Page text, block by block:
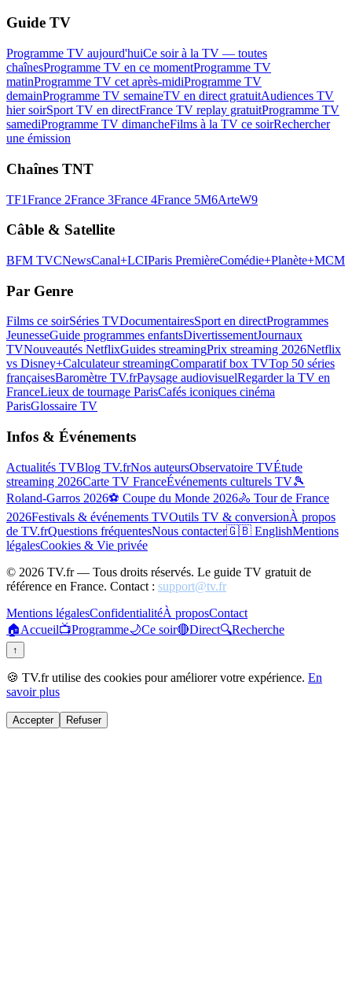
Guide TV
Programme TV aujourd'huiCe soir à la TV — toutes
chaînesProgramme TV en ce momentProgramme TV
matinProgramme TV cet après-midiProgramme TV
demainProgramme TV semaineTV en direct gratuitAudiences TV
hier soirSport TV en directFrance TV replay gratuitProgramme TV
samediProgramme TV dimancheFilms à la TV ce soirRechercher
une émission
Chaînes TNT
TF1France 2France 3France 4France 5M6ArteW9
Câble & Satellite
BFM TVCNewsCanal+LCIParis PremièreComédie+Planète+MCM
Par Genre
Films ce soirSéries TVDocumentairesSport en directProgrammes
JeunesseGuide programmes enfantsDivertissementJournaux
TVNouveautés NetflixGuides streamingPrix streaming 2026Netflix
vs Disney+Calculateur streamingComparatif box TVTop 50 séries
françaisesBaromètre TV.frPaysage audiovisuelRegarder la TV en
FranceLieux de tournage ParisCafés iconiques cinéma
ParisGlossaire TV
Infos & Événements
Actualités TVBlog TV.frNos auteursObservatoire TVÉtude
streaming 2026Carte TV FranceÉvénements culturels TV🎾
Roland-Garros 2026⚽ Coupe du Monde 2026🚴 Tour de France
2026Festivals & événements TVOutils TV & conversionÀ propos
de TV.frQuestions fréquentesNous contacter🇬🇧 EnglishMentions
légalesCookies & Vie privée
© 2026 TV.fr — Tous droits réservés. Le guide TV gratuit de
référence en France. Contact : support@tv.fr
Mentions légalesConfidentialitéÀ proposContact
🏠Accueil📺Programme🌙Ce soir🔴Direct🔍Recherche
↑
🍪 TV.fr utilise des cookies pour améliorer votre expérience. En
savoir plus
Accepter Refuser